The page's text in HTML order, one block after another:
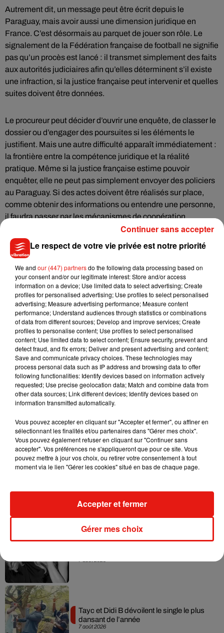
Autrement dit, un message peut être écrit depuis le
Paraguay, mais avoir aussi une dimension juridique en
France. C’est désormais au parquet de jouer son rôle. Le
signalement de la Fédération française de football ne signifie
pas qu’un procès est lancé : il transmet simplement des faits
aux autorités judiciaires afin qu’elles déterminent s’il existe
une infraction, si la justice française peut intervenir et quelles
suites doivent être données.
Le procureur peut décider d’ouvrir une enquête, de classer le
dossier ou d’engager des poursuites si les éléments le
justifient. Mais une autre difficulté apparaît immédiatement :
la frontière entre la compétence juridique et la réalité
pratique. Même si la justice française estime pouvoir
enquêter, elle ne peut pas simplement envoyer des policiers
au Paraguay. Si des actes doivent être réalisés sur place,
comme obtenir des informations ou entendre une personne,
il faudra passer par les mécanismes de coopération
C’est tout le paradoxe d’Internet : les messages traversent
les frontières en quelques secondes, alors que la justice doit
encore composer avec les territoires et la souveraineté des
États. La sénatrice paraguayenne n’est donc pas
automatiquement intouchable. Mais entre pouvoir engager
une procédure et parvenir concrètement à un jugement, il
existe tout un parcours juridique.
Réécoutez la chronique :
Musique
7 août 2026
Madonna sort enfin le remix de « Love
7 août 2026
Tayc et Didi B dévoilent le single le plus
dansant de l’année
Le respect de votre vie privée est notre priorité
We and our (447) partnersdo the following data processing based on
your consent and/or our legitimate interest: Store and/or access
information on a device; Use limited data to select advertising; Create
profiles for personalised advertising; Use profiles to select personalised
advertising; Measure advertising performance; Measure content
performance; Understand audiences through statistics or combinations
of data from different sources; Develop and improve services; Create
profiles to personalise content; Use profiles to select personalised
content; Use limited data to select content; Ensure security, prevent and
detect fraud, and fix errors; Deliver and present advertising and content;
Save and communicate privacy choices. These technologies may
process personal data such as IP address and browsing data to offer
following functionalities: Identify devices based on information actively
requested; Use precise geolocation data; Match and combine data from
other data sources; Link different devices; Identify devices based on
information transmitted automatically.
Vous pouvez accepter en cliquant sur "Accepter et fermer", ou affiner en
sélectionnant les finalités et/ou partenaires dans "Gérer mes choix".
Vous pouvez également refuser en cliquant sur "Continuer sans
accepter". Vos préférences ne s'appliqueront que pour ce site. Vous
pouvez mettre à jour vos choix, ou retirer votre consentement à tout
moment via le lien "Gérer les cookies" situé en bas de chaque page.
Gérer mes choix
Accepter et fermer
Continuer sans accepter